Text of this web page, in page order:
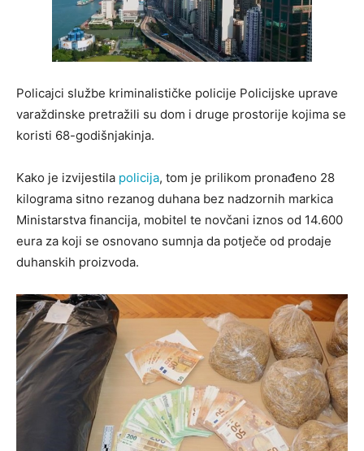
Policajci službe kriminalističke policije Policijske uprave
varaždinske pretražili su dom i druge prostorije kojima se
koristi 68-godišnjakinja.
Kako je izvijestila policija, tom je prilikom pronađeno 28
kilograma sitno rezanog duhana bez nadzornih markica
Ministarstva financija, mobitel te novčani iznos od 14.600
eura za koji se osnovano sumnja da potječe od prodaje
duhanskih proizvoda.